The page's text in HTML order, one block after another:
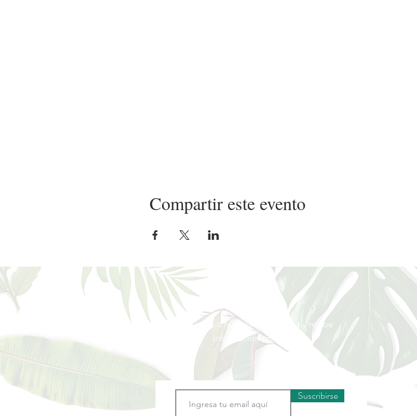
Compartir este evento
Únete a nuestra comunidad y recibe
informaciónprivilegiada
Suscribirse